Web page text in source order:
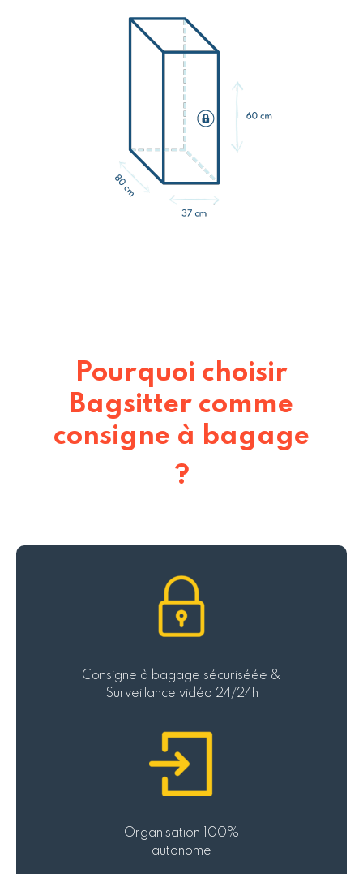
Pourquoi choisir
Bagsitter comme
consigne à bagage
?
Consigne à bagage sécuriséée &
Surveillance vidéo 24/24h
Organisation 100%
autonome